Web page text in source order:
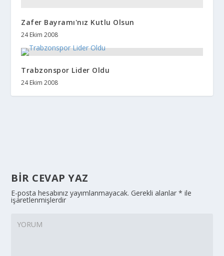
Zafer Bayramı'nız Kutlu Olsun
24 Ekim 2008
Trabzonspor Lider Oldu
24 Ekim 2008
BIR CEVAP YAZ
E-posta hesabınız yayımlanmayacak. Gerekli alanlar* ile
işaretlenmişlerdir